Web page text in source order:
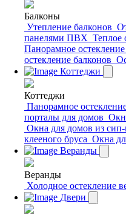
Балконы
Утепление балконов
панелями ПВХ Теплое
Панорамное
остекление балконов
Коттеджи
Коттеджи
Панорамное
порталы для домов
Окна для домов из сип-
клееного бруса Окна
Веранды
Веранды
Холодное остекление
Двери